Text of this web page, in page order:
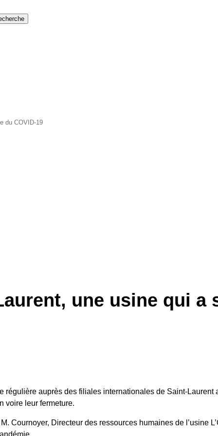
du COVID-19
une usine qui a
auprès des filiales internationales de Saint-
voire leur fermeture.
Cournoyer, Directeur des ressources humaines de l’usine